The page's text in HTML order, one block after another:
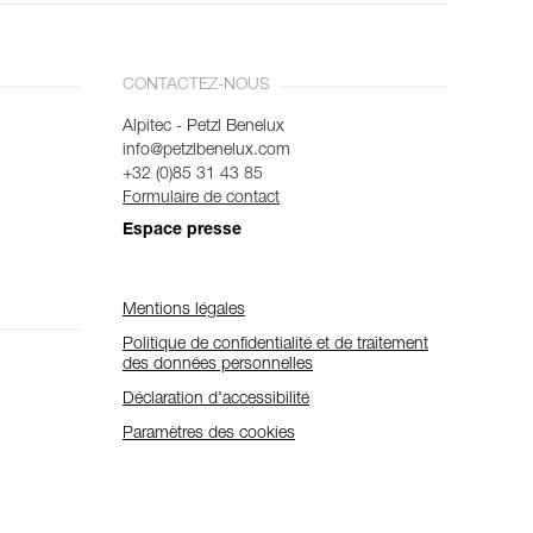
CONTACTEZ-NOUS
Alpitec - Petzl Benelux
info@petzlbenelux.com
+32 (0)85 31 43 85
Formulaire de contact
Espace presse
Mentions légales
Politique de confidentialité et de traitement
des données personnelles
Déclaration d'accessibilité
Paramètres des cookies